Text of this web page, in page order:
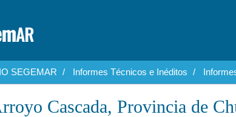
SEGEMAR Informes Técnicos e Inéditos
Cascada, Provincia de